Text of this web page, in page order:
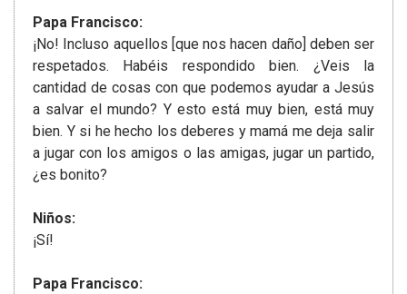
Papa Francisco:
¡No! Incluso aquellos [que nos hacen daño] deben ser
respetados. Habéis respondido bien. ¿Veis la
cantidad de cosas con que podemos ayudar a Jesús
a salvar el mundo? Y esto está muy bien, está muy
bien. Y si he hecho los deberes y mamá me deja salir
a jugar con los amigos o las amigas, jugar un partido,
¿es bonito?
Niños:
¡Sí!
Papa Francisco: